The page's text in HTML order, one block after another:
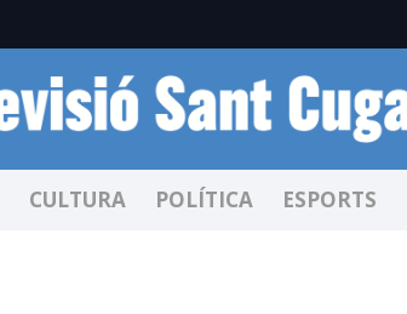
CULTURA POLÍTICA ESPORTS